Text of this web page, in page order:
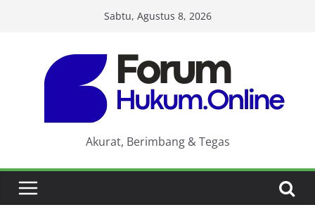
Sabtu, Agustus 8, 2026
Akurat, Berimbang & Tegas